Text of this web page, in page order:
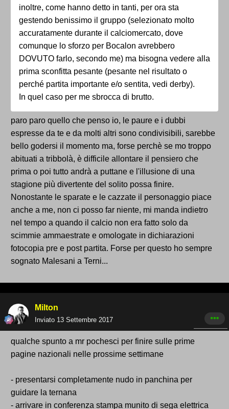
inoltre, come hanno detto in tanti, per ora sta
gestendo benissimo il gruppo (selezionato molto
accuratamente durante il calciomercato, dove
comunque lo sforzo per Bocalon avrebbero
DOVUTO farlo, secondo me) ma bisogna vedere alla
prima sconfitta pesante (pesante nel risultato o
perché partita importante e/o sentita, vedi derby).
In quel caso per me sbrocca di brutto.
paro paro quello che penso io, le paure e i dubbi
espresse da te e da molti altri sono condivisibili, sarebbe
bello godersi il momento ma, forse perchè se mo troppo
abituati a tribbolà, è difficile allontare il pensiero che
prima o poi tutto andrà a puttane e l'illusione di una
stagione più divertente del solito possa finire.
Nonostante le sparate e le cazzate il personaggio piace
anche a me, non ci posso far niente, mi manda indietro
nel tempo a quando il calcio non era fatto solo da
scimmie ammaestrate e omologate in dichiarazioni
fotocopia pre e post partita. Forse per questo ho sempre
sognato Malesani a Terni...
Milton
Inviato 13 Settembre 2017
qualche spunto a mr pochesci per finire sulle prime
pagine nazionali nelle prossime settimane
- presentarsi completamente nudo in panchina per
guidare la ternana
- arrivare in conferenza stampa munito di sega elettrica